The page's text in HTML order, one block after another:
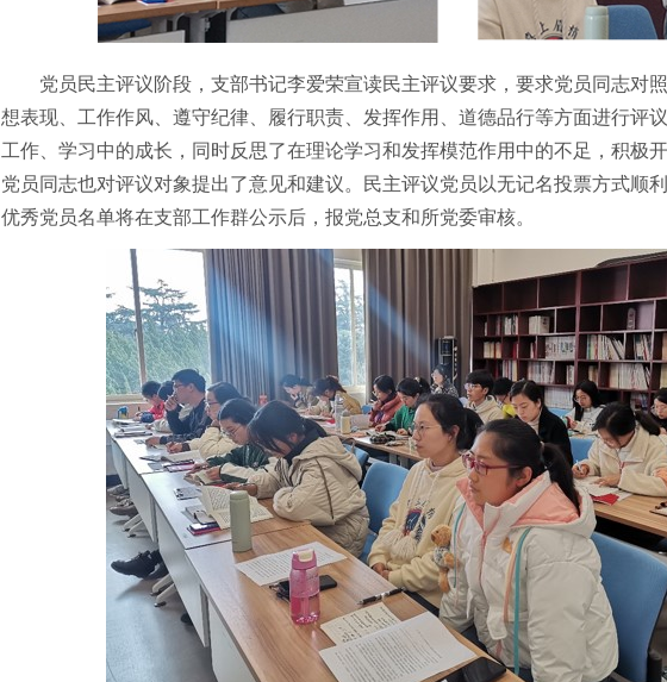
党员民主评议阶段，支部书记李爱荣宣读民主评议要求，要求党员同志对
想表现、工作作风、遵守纪律、履行职责、发挥作用、道德品行等方面进行评
工作、学习中的成长，同时反思了在理论学习和发挥模范作用中的不足，积极
党员同志也对评议对象提出了意见和建议。
民主评议党员以无记名投票方式顺
优秀党员名单将在支部工作群公示后，报党总支和所党委审核。